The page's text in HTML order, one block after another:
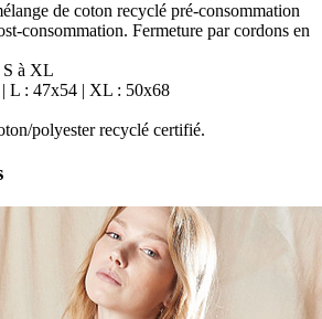
de coton recyclé pré-consommation
consommation. Fermeture par cordons en
S à XL
L : 47x54 | XL : 50x68
polyester recyclé certifié.